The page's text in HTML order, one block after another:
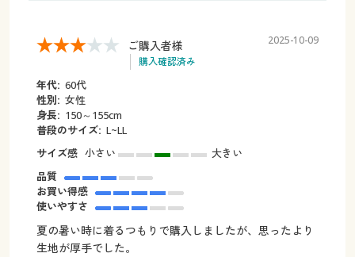
ご購入者様
購入確認済み
2025-10-09
年代: 60代
性別: 女性
身長: 150～155cm
普段のサイズ: L~LL
サイズ感 小さい
大きい
品質
お買い得感
使いやすさ
夏の暑い時に着るつもりで購入しましたが、思ったより
生地が厚手でした。